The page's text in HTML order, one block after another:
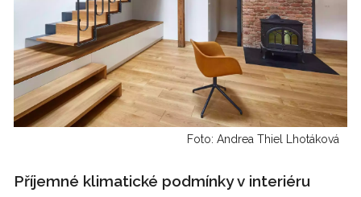
Foto: Andrea Thiel Lhotáková
Příjemné klimatické podmínky v interiéru